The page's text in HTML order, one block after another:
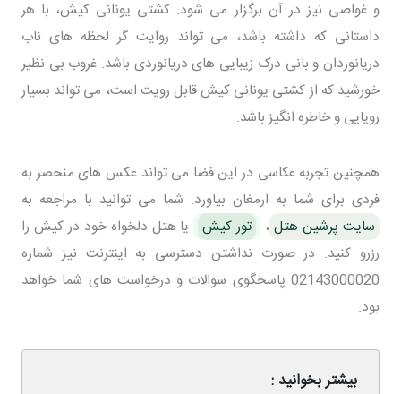
و غواصی نیز در آن برگزار می شود. کشتی یونانی کیش، با هر
داستانی که داشته باشد، می تواند روایت گر لحظه های ناب
دریانوردان و بانی درک زیبایی های دریانوردی باشد. غروب بی نظیر
خورشید که از کشتی یونانی کیش قابل رویت است، می تواند بسیار
رویایی و خاطره انگیز باشد.
همچنین تجربه عکاسی در این فضا می تواند عکس های منحصر به
فردی برای شما به ارمغان بیاورد. شما می توانید با مراجعه به
سایت پرشین هتل ، تور کیش
یا هتل دلخواه خود در کیش را
رزرو کنید. در صورت نداشتن دسترسی به اینترنت نیز شماره
02143000020 پاسخگوی سوالات و درخواست های شما خواهد
بود.
بیشتر بخوانید :